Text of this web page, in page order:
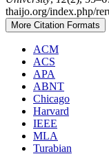
thaijo.org/index.php/
More Citation Formats
ACM
ACS
APA
ABNT
Chicago
Harvard
IEEE
MLA
Turabian